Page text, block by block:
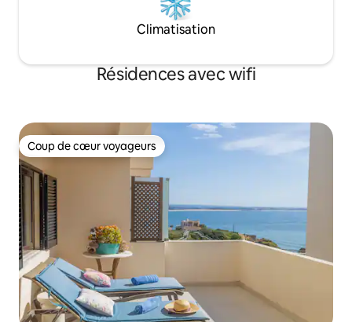
Climatisation
Résidences avec wifi
Coup de cœur voyageurs
Coup de cœur voyageurs